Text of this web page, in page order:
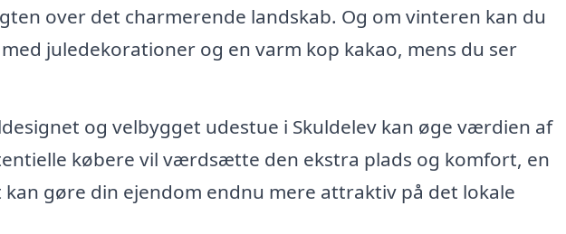
over det charmerende landskab. Og om vinteren kan du
juledekorationer og en varm kop kakao, mens du ser
og velbygget udestue i Skuldelev kan øge værdien af
købere vil værdsætte den ekstra plads og komfort, en
gøre din ejendom endnu mere attraktiv på det lokale